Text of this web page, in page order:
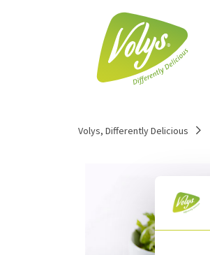
Volys, Differently Delicious